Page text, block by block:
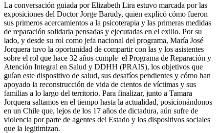
La conversación guiada por Elizabeth Lira estuvo marcada por las
exposiciones del Doctor Jorge Barudy, quien explicó cómo fueron
sus primeros acercamientos a la psicoterapia y las primeras medidas
de reparación solidaria pensadas y ejecutadas en el exilio. Por su
lado, y desde su rol como jefa nacional del programa, María José
Jorquera tuvo la oportunidad de compartir con las y los asistentes
sobre el rol que hace 32 años cumple el Programa de Reparación y
Atención Integral en Salud y DDHH (PRAIS), los objetivos que
guían este dispositivo de salud, sus desafíos pendientes y cómo han
apoyado la reconstrucción de vida de cientos de víctimas y sus
familias a lo largo del territorio. Para finalizar, junto a Tamara
Jorquera saltamos en el tiempo hasta la actualidad, posicionándonos
en un Chile que, lejos de los 17 años de dictadura, aún sufre de
violencia por parte de agentes del Estado y los dispositivos sociales
que la legitimizan.